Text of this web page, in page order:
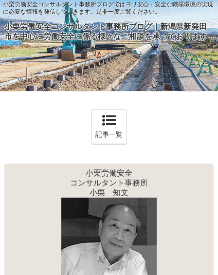
小栗労働安全コンサルタント事務所ブログではヨリ安心・安全な職場環境の実現
に必要な情報を発信していきます。是非一度ご覧ください。
小栗労働安全コンサルタント事務所ブログ｜新潟県新発田
市を中心に労働安全に係る様々なご相談を承っております
記事一覧
小栗労働安全
コンサルタント事務所
小栗 知文